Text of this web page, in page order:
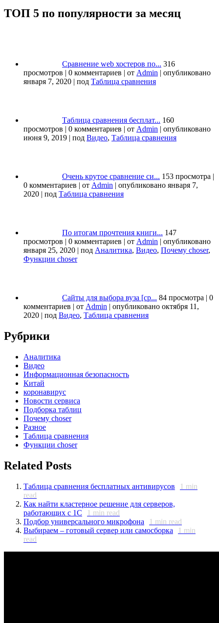
ТОП 5 по популярности за месяц
Сравнение web хостеров по... 316
просмотров | 0 комментариев | от Admin | опубликовано
января 7, 2020 | под Таблица сравнения
Таблица сравнения бесплат... 160
просмотров | 0 комментариев | от Admin | опубликовано
июня 9, 2019 | под Видео, Таблица сравнения
Очень крутое сравнение си... 153 просмотра |
0 комментариев | от Admin | опубликовано января 7,
2020 | под Таблица сравнения
По итогам прочтения книги... 147
просмотров | 0 комментариев | от Admin | опубликовано
января 25, 2020 | под Аналитика, Видео, Почему choser,
Функции choser
Сайты для выбора вуза [ср... 84 просмотра | 0
комментариев | от Admin | опубликовано октября 11,
2020 | под Видео, Таблица сравнения
Рубрики
Аналитика
Видео
Информационная безопасность
Китай
коронавирус
Новости сервиса
Подборка таблиц
Почему choser
Разное
Таблица сравнения
Функции choser
Related Posts
Таблица сравнения бесплатных антивирусов 1 min
read
Как найти кластерное решение для серверов,
работающих с 1С
1 min read
Подбор универсального микрофона
1 min read
Выбираем – готовый сервер или самосборка
1 min
read